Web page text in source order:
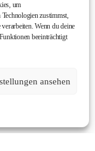
um
zustimmst,
Wenn du deine
beeinträchtigt
ansehen